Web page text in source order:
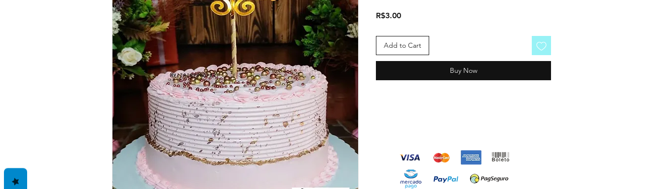
R$3.00Price
Add to Cart
Buy Now